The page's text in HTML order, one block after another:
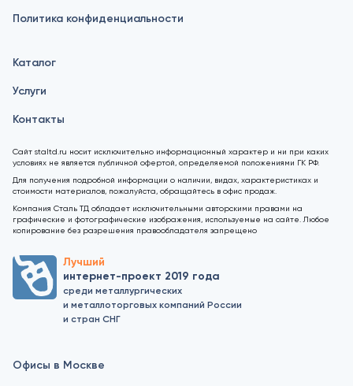
Политика конфиденциальности
Каталог
Услуги
Контакты
Сайт staltd.ru носит исключительно информационный характер и ни при каких
условиях не является публичной офертой, определяемой положениями ГК РФ.
Для получения подробной информации о наличии, видах, характеристиках и
стоимости материалов, пожалуйста, обращайтесь в офис продаж.
Компания Сталь ТД обладает исключительными авторскими правами на
графические и фотографические изображения, используемые на сайте. Любое
копирование без разрешения правообладателя запрещено
Лучший
интернет-проект 2019 года
среди металлургических
и металлоторговых компаний России
и стран СНГ
Офисы в Москве